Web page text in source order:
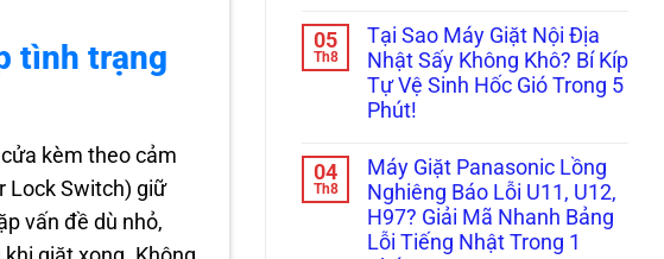
tình trạng
kèm theo cảm
Lock Switch) giữ
vấn đề dù nhỏ,
Bệnh”
Trở
Sấy
Tránh
Hiểm
Họa
Nổ!
Hơi,
Ngưng
Tụ
Và
Bơm
Nhiệt:
Trùm”
Nào
Hay
Hỏng
Vặt
Nhất?
bình
luận
ở
Thay
Bi,
Bạc
Giặt
Lồng
Nghiêng
Nội
Địa
Nhật:
05
Th8
Tại Sao Máy Giặt Nội Địa
Nhật Sấy Không Khô? Bí Kíp
Tự Vệ Sinh Hốc Gió Trong 5
Phút!
bình
luận
ở
Tại
Sao
Máy
04
Th8
Máy Giặt Panasonic Lồng
Nghiêng Báo Lỗi U11, U12,
H97? Giải Mã Nhanh Bảng
Lỗi Tiếng Nhật Trong 1